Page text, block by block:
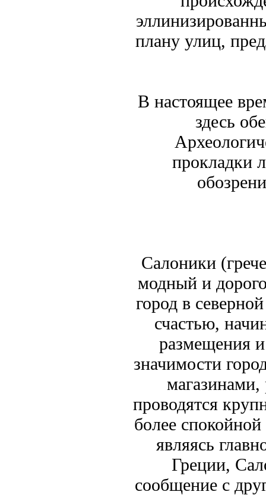
плану улиц,
В настоящее
здесь
прокладки
Салоники
модный и
город в
счастью,
размещения
значимости
проводятся
более
являясь
Греции,
сообщение с